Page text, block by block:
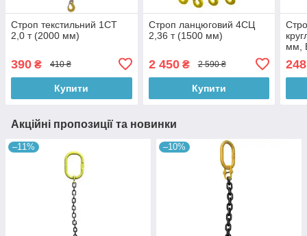
Строп текстильний 1СТ
2,0 т (2000 мм)
390 ₴ 410 ₴
Купити
Строп ланцюговий 4СЦ
2,36 т (1500 мм)
2 450₴ 2 590 ₴
Купити
мм,
Акційні пропозиції та новинки
–11% –10%